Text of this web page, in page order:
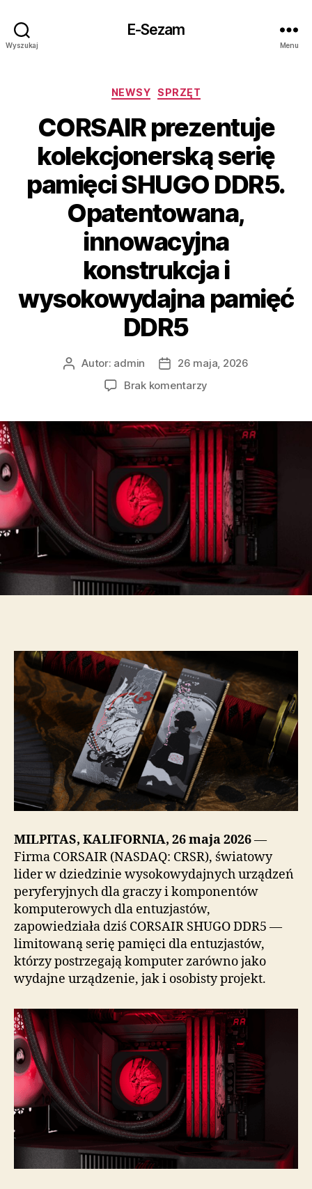
Wyszukaj
E-Sezam
Menu
Kategorie
NEWSY SPRZĘT
CORSAIR prezentuje
kolekcjonerską serię
pamięci SHUGO DDR5.
Opatentowana,
innowacyjna
konstrukcja i
wysokowydajna pamięć
DDR5
AutorAutor: admin
Data26 maja, 2026
Brak komentarzy
kolekcjonerską
serię
pamięci
SHUGO
DDR5.
Opatentowana,
innowacyjna
konstrukcja
wysokowydajna
pamięć
DDR5
MILPITAS, KALIFORNIA, 26 maja 2026—
Firma CORSAIR (NASDAQ: CRSR), światowy
lider w dziedzinie wysokowydajnych urządzeń
peryferyjnych dla graczy i komponentów
komputerowych dla entuzjastów,
zapowiedziała dziś CORSAIR SHUGO DDR5 —
limitowaną serię pamięci dla entuzjastów,
którzy postrzegają komputer zarówno jako
wydajne urządzenie, jak i osobisty projekt.